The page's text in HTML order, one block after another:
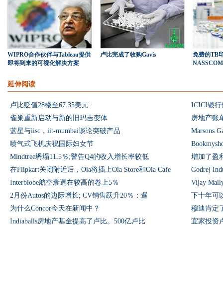
WIPRO合作伙伴与Tableau提供
即将到来的可视化解决方案
卢比完成了收购Gavis
免费的TB
延伸阅读
卢比贬值28楼至67.35美元
ICICI银行
雀巢重新启动与新的旧玛吉变体
蓝星与iisc，iit-mumbai谈论突破产品
Marsons
喷气式飞机庆祝国际妇女节
Mindtree坍塌11.5％;警告Q4的收入增长率较低
增加了盈
在Flipkart关闭附近后，Ola将插上Ola Store和Ola Cafe
Godrej
Interblobe航空衰退在较高的卷上5％
Vijay
2月份Autos的边际增长; CV销售跃升20％：暹
下十年可
为什么Concor今天在新闻中？
穆迪肯定
Indiaballs房地产基金提高了卢比。500亿卢比
宜家投资